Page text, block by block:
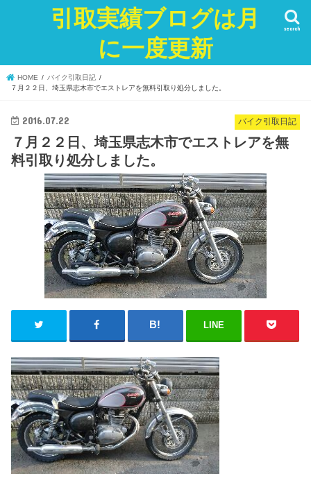
引取実績ブログは月
に一度更新
search
HOME
バイク引取日記
７月２２日、埼玉県志木市でエストレアを無料引取り処分しました。
バイク引取日記
2016.07.22
７月２２日、埼玉県志木市でエストレアを無
料引取り処分しました。
LINE